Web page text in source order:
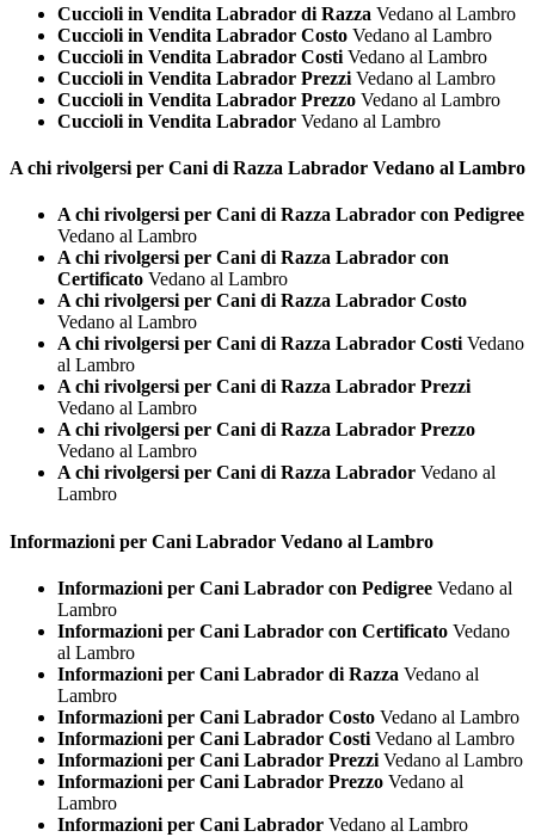
Cuccioli in Vendita Labrador di Razza Vedano al Lambro
Cuccioli in Vendita Labrador Costo Vedano al Lambro
Cuccioli in Vendita Labrador Costi Vedano al Lambro
Cuccioli in Vendita Labrador Prezzi Vedano al Lambro
Cuccioli in Vendita Labrador Prezzo Vedano al Lambro
Cuccioli in Vendita Labrador Vedano al Lambro
A chi rivolgersi per Cani di Razza Labrador Vedano al Lambro
A chi rivolgersi per Cani di Razza Labrador con Pedigree
Vedano al Lambro
A chi rivolgersi per Cani di Razza Labrador con
Certificato Vedano al Lambro
A chi rivolgersi per Cani di Razza Labrador Costo
Vedano al Lambro
A chi rivolgersi per Cani di Razza Labrador CostiVedano
al Lambro
A chi rivolgersi per Cani di Razza Labrador Prezzi
Vedano al Lambro
A chi rivolgersi per Cani di Razza Labrador Prezzo
Vedano al Lambro
A chi rivolgersi per Cani di Razza Labrador Vedano al
Lambro
Informazioni per Cani Labrador Vedano al Lambro
Informazioni per Cani Labrador con Pedigree Vedano al
Lambro
Informazioni per Cani Labrador con Certificato Vedano
al Lambro
Informazioni per Cani Labrador di Razza Vedano al
Lambro
Informazioni per Cani Labrador Costo Vedano al Lambro
Informazioni per Cani Labrador Costi Vedano al Lambro
Informazioni per Cani Labrador Prezzi Vedano al Lambro
Informazioni per Cani Labrador Prezzo Vedano al
Lambro
Informazioni per Cani Labrador Vedano al Lambro